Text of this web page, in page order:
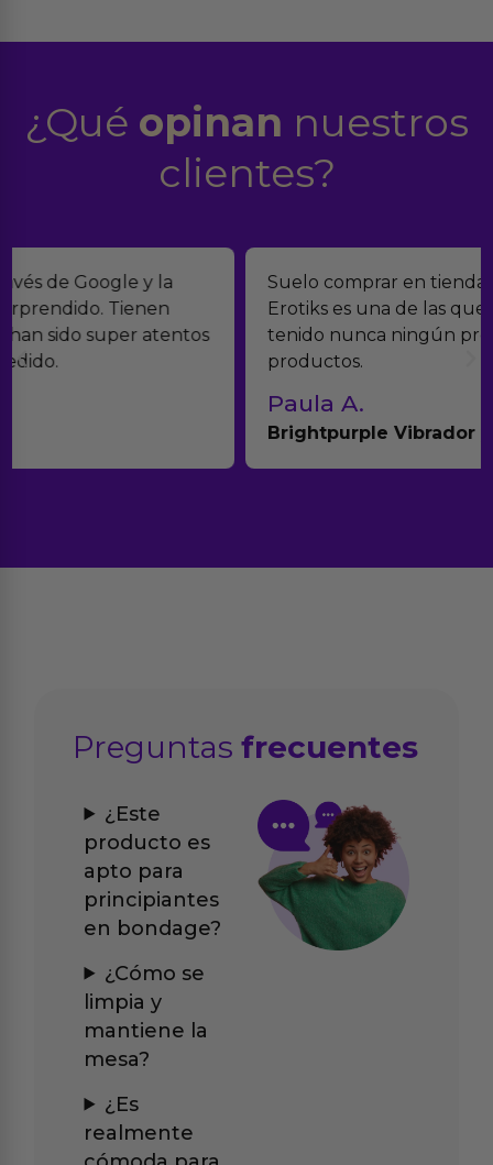
¿Qué opinan nuestros
clientes?
Suelo comprar en tiendas eróticas online, y
Erotiks es una de las que más me gustan. No he
tenido nunca ningún problema con los
productos.
Brightpurple Vibrador y Rotador
Preguntasfrecuentes
¿Este
producto es
apto para
principiantes
en bondage?
¿Cómo se
limpia y
mantiene la
mesa?
¿Es
realmente